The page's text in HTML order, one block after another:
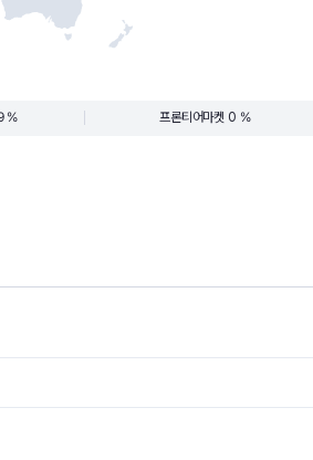
% 프론티어마켓 0 %